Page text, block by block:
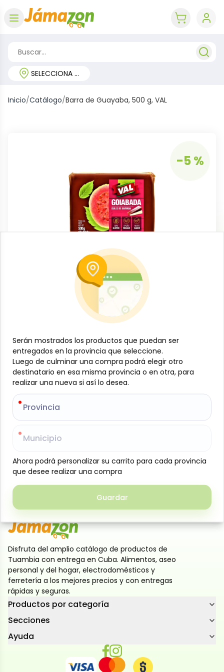
SELECCIONA TU REGIÓN
Inicio/Catálogo/Barra de Guayaba, 500 g, VAL
Conservas, enlatados y congelados
-5 %
Barra de Guayaba, 500 g, VAL
B-JAM-001-889
$2 $1
Especificaciones
-
La Barra de Guayaba VAL, 500 g está elaborada con
guayabas seleccionadas que conservan su sabor
snack, acompañar postres o preparar recetas
tradicionales, ofreciendo un producto práctico y
delicioso.
Disfruta del amplio catálogo de productos de
Tuambia con entrega en Cuba. Alimentos, aseo
personal y del hogar, electrodomésticos y
ferretería a los mejores precios y con entregas
rápidas y seguras.
Productos por categoría
Secciones
Ayuda
Serán mostrados los productos que puedan ser
entregados en la provincia que seleccione.
Luego de culminar una compra podrá elegir otro
destinatario en esa misma provincia o en otra, para
realizar una nueva si así lo desea.
Provincia
Municipio
Ahora podrá personalizar su carrito para cada provincia
que desee realizar una compra
Guardar
Serán mostrados los productos que puedan ser
entregados en la provincia que seleccione.
Luego de culminar una compra podrá elegir otro
destinatario en esa misma provincia o en otra, para
realizar una nueva si así lo desea.
Provincia
Municipio
Ahora podrá personalizar su carrito para cada provincia
que desee realizar una compra
Guardar